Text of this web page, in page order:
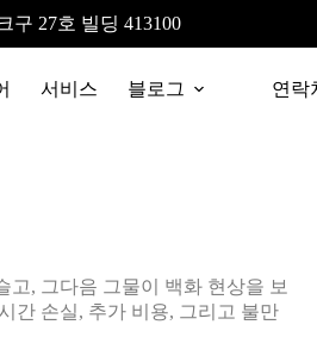
구 27호 빌딩 413100
서비스 블로그 연락
고, 그다음 그물이 백화 현상을 보
간 손실, 추가 비용, 그리고 불만